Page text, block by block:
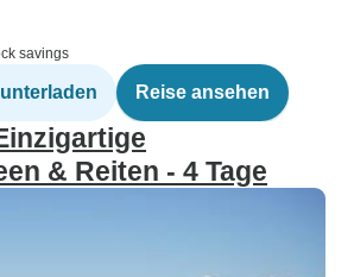
savings
Reise ansehen
& Reiten - 4 Tage